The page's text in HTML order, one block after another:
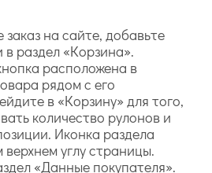
на сайте, добавьте
раздел «Корзина».
расположена в
рядом с его
в «Корзину» для того,
количество рулонов и
Иконка раздела
углу страницы.
«Данные покупателя».